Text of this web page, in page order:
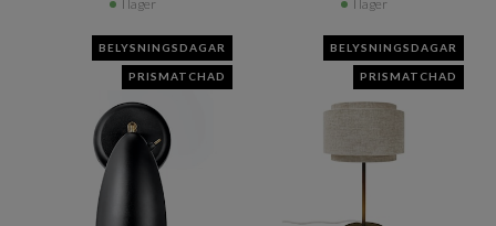
I lager I lager
BELYSNINGSDAGAR
PRISMATCHAD
BELYSNINGSDAGAR
PRISMATCHAD